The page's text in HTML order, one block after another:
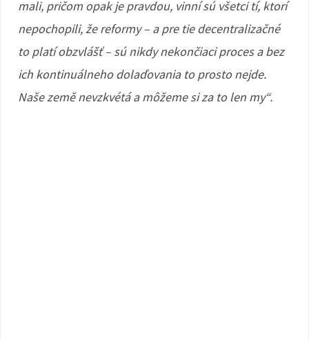
mali, pričom opak je pravdou, vinní sú všetci tí, ktorí
nepochopili, že reformy – a pre tie decentralizačné
to platí obzvlášť – sú nikdy nekončiaci proces a bez
ich kontinuálneho dolaďovania to prosto nejde.
Naše země nevzkvétá a môžeme si za to len my“.